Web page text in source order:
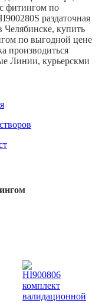
фитингом по
раздаточная
купить
по выгодной цене
производиться
Линии, курьерскми